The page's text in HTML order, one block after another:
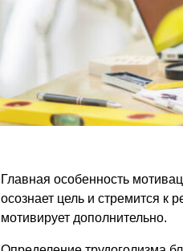
Главная особенность
осознает цель и стремится к
мотивирует дополнительно.